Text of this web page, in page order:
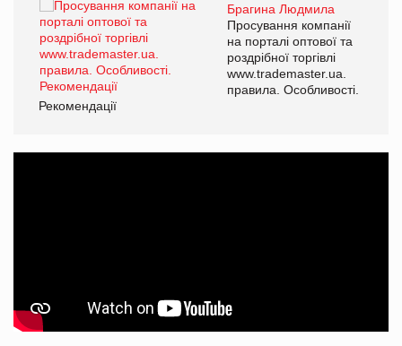
Брагина Людмила
Просування компанії
на порталі оптової та
роздрібної торгівлі
www.trademaster.ua.
правила. Особливості.
Рекомендації